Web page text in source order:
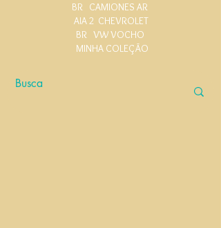
BR CAMIONES AR
AIA 2 CHEVROLET
BR VW VOCHO
MINHA COLEÇÃO